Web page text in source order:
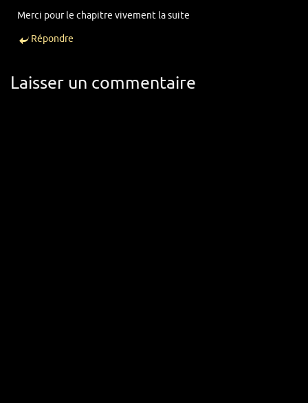
Merci pour le chapitre vivement la suite
Répondre
Laisser un commentaire